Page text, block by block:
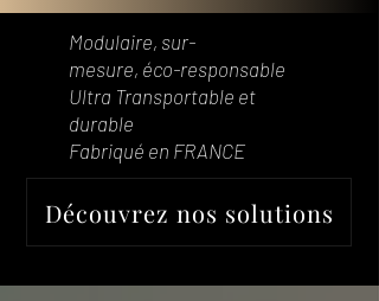
Modulaire, sur-
mesure, éco-responsable
Ultra Transportable et
durable
Fabriqué en FRANCE
Découvrez nos solutions